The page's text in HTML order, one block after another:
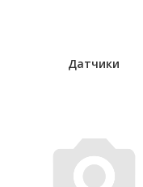
Датчики